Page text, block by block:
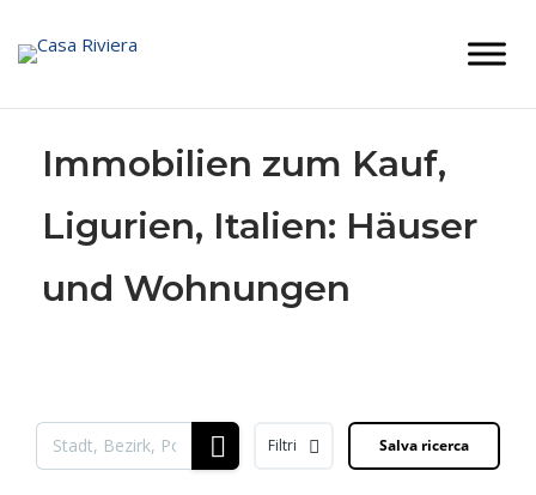
Immobilien zum Kauf,
Ligurien, Italien: Häuser
und Wohnungen
Filtri Salva ricerca